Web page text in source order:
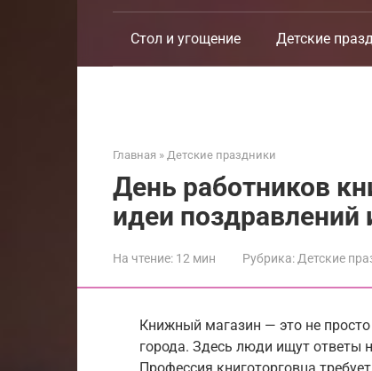
Стол и угощение Детские
Главная » Детские праздники
День работников
идеи поздравлений
На чтение: 12 мин Рубрика: Детские
Книжный магазин — это не
города. Здесь люди ищут